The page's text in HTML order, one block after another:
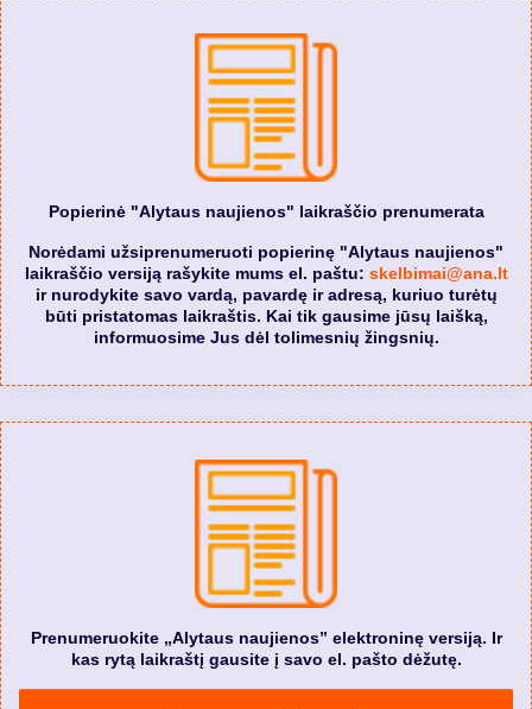
Popierinė "Alytaus naujienos" laikraščio prenumerata
Norėdami užsiprenumeruoti popierinę "Alytaus naujienos"
laikraščio versiją rašykite mums el. paštu: skelbimai@ana.lt
ir nurodykite savo vardą, pavardę ir adresą, kuriuo turėtų
būti pristatomas laikraštis. Kai tik gausime jūsų laišką,
informuosime Jus dėl tolimesnių žingsnių.
Prenumeruokite „Alytaus naujienos” elektroninę versiją. Ir
kas rytą laikraštį gausite į savo el. pašto dėžutę.